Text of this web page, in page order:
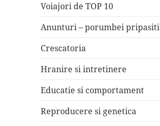
Voiajori de TOP 10
Anunturi – porumbei pripasiti
Crescatoria
Hranire si intretinere
Educatie si comportament
Reproducere si genetica